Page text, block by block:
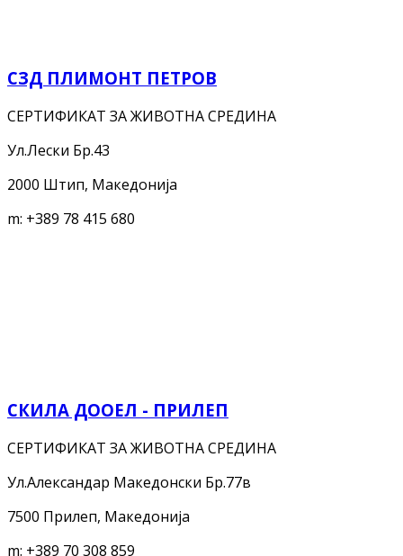
СЗД ПЛИМОНТ ПЕТРОВ
СЕРТИФИКАТ ЗА ЖИВОТНА СРЕДИНА
Ул.Лески Бр.43
2000 Штип, Македонија
m: +389 78 415 680
СКИЛА ДООЕЛ - ПРИЛЕП
СЕРТИФИКАТ ЗА ЖИВОТНА СРЕДИНА
Ул.Александар Македонски Бр.77в
7500 Прилеп, Македонија
m: +389 70 308 859